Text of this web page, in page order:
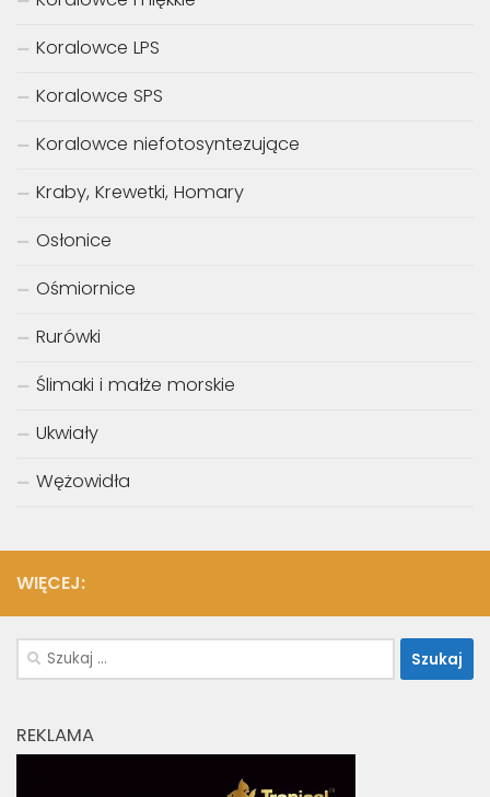
Koralowce LPS
Koralowce SPS
Koralowce niefotosyntezujące
Kraby, Krewetki, Homary
Osłonice
Ośmiornice
Rurówki
Ślimaki i małże morskie
Ukwiały
Wężowidła
WIĘCEJ:
Szukaj:
REKLAMA